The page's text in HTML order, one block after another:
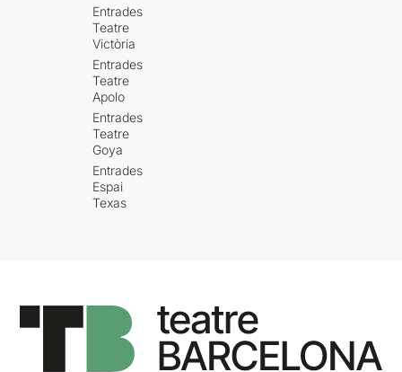
Entrades
Teatre
Victòria
Entrades
Teatre
Apolo
Entrades
Teatre
Goya
Entrades
Espai
Texas